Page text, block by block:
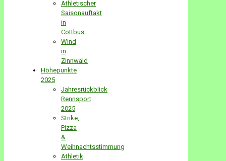
Athletischer
Saisonauftakt
in
Cottbus
Wind
in
Zinnwald
Höhepunkte
2025
Jahresrückblick
Rennsport
2025
Strike,
Pizza
&
Weihnachtsstimmung
Athletik